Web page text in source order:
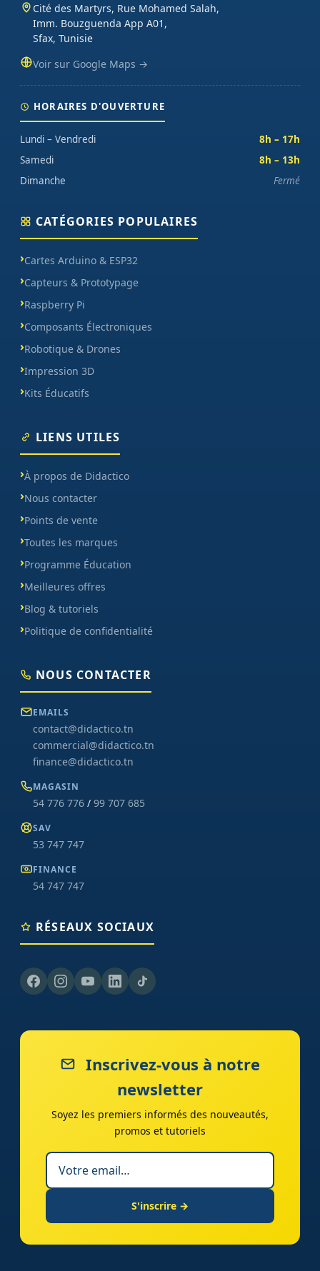
Cité des Martyrs, Rue Mohamed Salah,
Imm. Bouzguenda App A01,
Sfax, Tunisie
Voir sur Google Maps →
HORAIRES D'OUVERTURE
Lundi – Vendredi
8h – 17h
Samedi
8h – 13h
Dimanche
Fermé
CATÉGORIES POPULAIRES
Cartes Arduino & ESP32
Capteurs & Prototypage
Raspberry Pi
Composants Électroniques
Robotique & Drones
Impression 3D
Kits Éducatifs
LIENS UTILES
À propos de Didactico
Nous contacter
Points de vente
Toutes les marques
Programme Éducation
Meilleures offres
Blog & tutoriels
Politique de confidentialité
NOUS CONTACTER
EMAILS
contact@didactico.tn
commercial@didactico.tn
finance@didactico.tn
MAGASIN
54 776 776 / 99 707 685
SAV
53 747 747
FINANCE
54 747 747
RÉSEAUX SOCIAUX
Inscrivez-vous à notre
newsletter
Soyez les premiers informés des nouveautés,
promos et tutoriels
S'inscrire →